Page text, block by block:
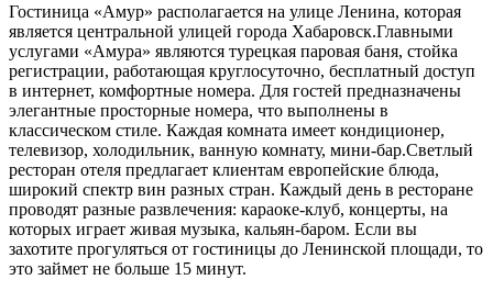
Гостиница «Амур» располагается на улице Ленина, которая
является центральной улицей города Хабаровск.Главными
услугами «Амура» являются турецкая паровая баня, стойка
регистрации, работающая круглосуточно, бесплатный доступ
в интернет, комфортные номера. Для гостей предназначены
элегантные просторные номера, что выполнены в
классическом стиле. Каждая комната имеет кондиционер,
телевизор, холодильник, ванную комнату, мини-бар.Светлый
ресторан отеля предлагает клиентам европейские блюда,
широкий спектр вин разных стран. Каждый день в ресторане
проводят разные развлечения: караоке-клуб, концерты, на
которых играет живая музыка, кальян-баром. Если вы
захотите прогуляться от гостиницы до Ленинской площади, то
это займет не больше 15 минут.